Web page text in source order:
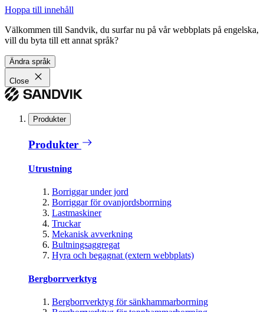
Hoppa till innehåll
Välkommen till Sandvik, du surfar nu på vår webbplats på engelska,
vill du byta till ett annat språk?
Ändra språk
Close
Produkter
Produkter
Utrustning
Borriggar under jord
Borriggar för ovanjordsborrning
Lastmaskiner
Truckar
Mekanisk avverkning
Bultningsaggregat
Hyra och begagnat (extern webbplats)
Bergborrverktyg
Bergborrverktyg för sänkhammarborrning